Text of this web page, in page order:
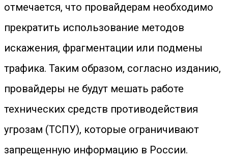
отмечается, что провайдерам необходимо
прекратить использование методов
искажения, фрагментации или подмены
трафика. Таким образом, согласно изданию,
провайдеры не будут мешать работе
технических средств противодействия
угрозам (ТСПУ), которые ограничивают
запрещенную информацию в России.